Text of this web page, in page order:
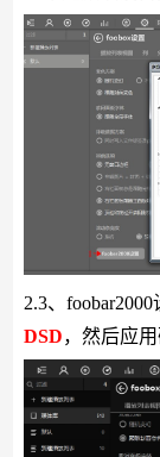
2.3、
DSD，然后应